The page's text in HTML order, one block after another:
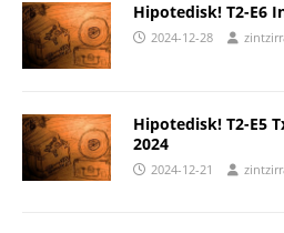
Hipotedisk! T2-E6
2024-12-28
Hipotedisk! T2-E5
2024
2024-12-21